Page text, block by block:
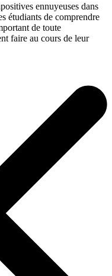
ennuyeuses dans
étudiants de comprendre
de toute
faire au cours de leur